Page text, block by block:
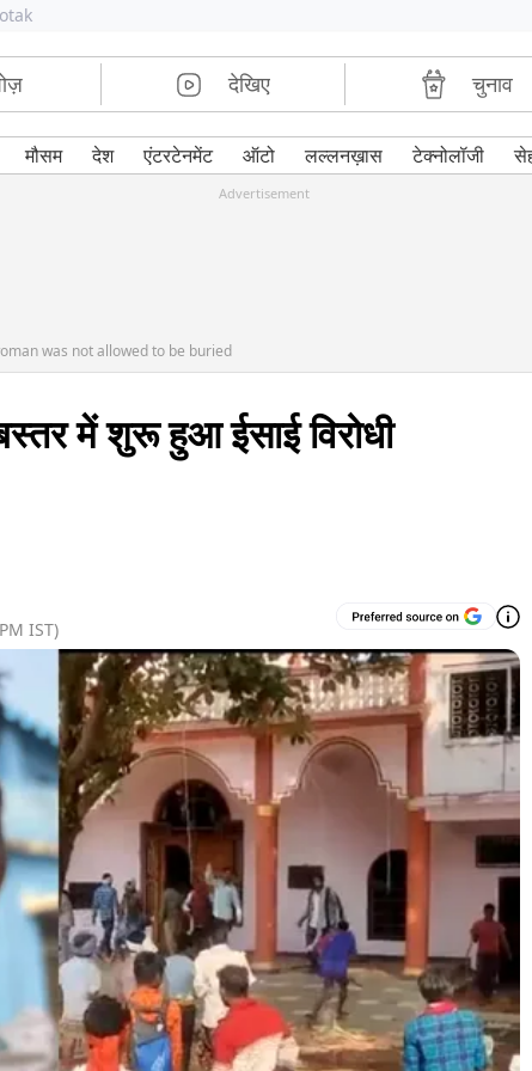
देखिए चुनाव
मौसम देश एंटरटेनमेंट ऑटो लल्लनख़ास टेक्नोलॉजी
Advertisement
was not allowed to be buried
में शुरू हुआ ईसाई विरोधी
IST)